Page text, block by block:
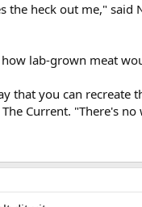
the heck out me,"
lab-grown meat
that you can
Current. "There's no